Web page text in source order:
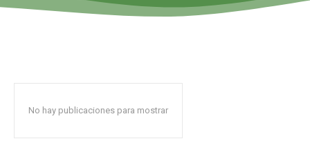
No hay publicaciones para mostrar